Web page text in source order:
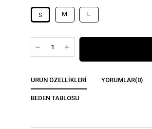
S M L
ÜRÜN ÖZELLIKLERI YORUMLAR(0)
BEDEN TABLOSU